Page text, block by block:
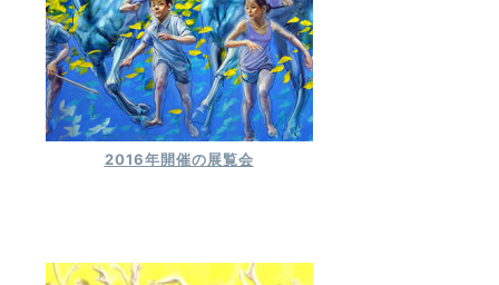
2016年開催の展覧会